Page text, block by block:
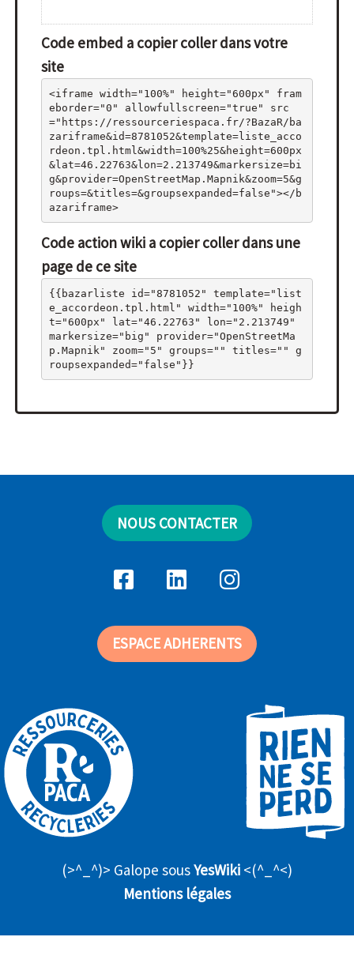
Code embed a copier coller dans votre
site
<iframe width="100%" height="600px" fram
eborder="0" allowfullscreen="true" src
="https://ressourceriespaca.fr/?BazaR/ba
zariframe&id=8781052&template=liste_acco
rdeon.tpl.html&width=100%25&height=600px
&lat=46.22763&lon=2.213749&markersize=bi
g&provider=OpenStreetMap.Mapnik&zoom=5&g
roups=&titles=&groupsexpanded=false"></b
azariframe>
Code action wiki a copier coller dans une
page de ce site
{{bazarliste id="8781052" template="list
e_accordeon.tpl.html" width="100%" heigh
t="600px" lat="46.22763" lon="2.213749"
markersize="big" provider="OpenStreetMa
p.Mapnik" zoom="5" groups="" titles="" g
roupsexpanded="false"}}
NOUS CONTACTER
ESPACE ADHERENTS
(>^_^)> Galope sousYesWiki <(^_^<)
Mentions légales